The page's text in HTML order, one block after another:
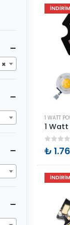
İNDIRIM
1 WATT
0 out
₺
İNDIRIM
×